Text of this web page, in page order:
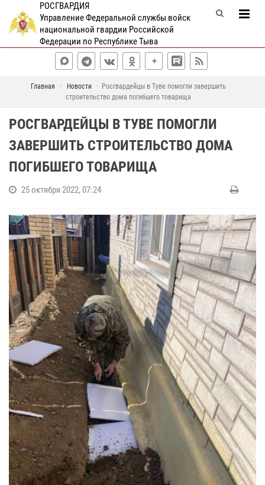
РОСГВАРДИЯ
Управление Федеральной службы войск
национальной гвардии Российской
Федерации по Республике Тыва
Главная Новости
Росгвардейцы в Туве помогли завершить
строительство дома погибшего товарища
РОСГВАРДЕЙЦЫ В ТУВЕ ПОМОГЛИ
ЗАВЕРШИТЬ СТРОИТЕЛЬСТВО ДОМА
ПОГИБШЕГО ТОВАРИЩА
25 октября 2022, 07:24